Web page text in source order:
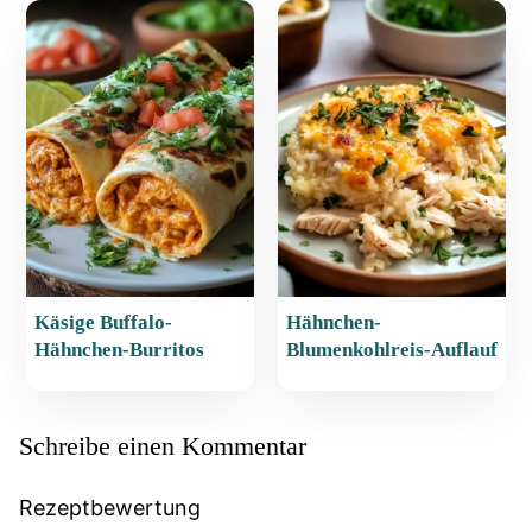
Käsige Buffalo-
Hähnchen-Burritos
Hähnchen-
Blumenkohlreis-Auflauf
Schreibe einen Kommentar
Rezeptbewertung